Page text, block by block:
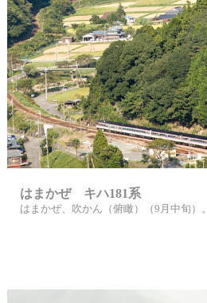
はまかぜ キハ181系
はまかぜ、吹かん（俯瞰）（9月中旬）。